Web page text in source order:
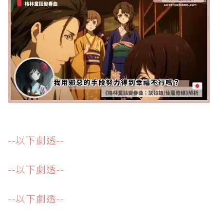
--以下劇透--
--以下劇透--
--以下劇透--